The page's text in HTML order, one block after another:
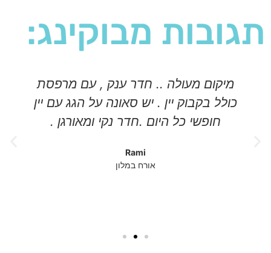
תגובות מבוקינג:
מיקום מעולה .. חדר ענק , עם מרפסת
כולל בקבוק יין . יש סאונה על הגג עם יין
חופשי כל היום .חדר נקי ומאורגן .
Rami
אורח במלון